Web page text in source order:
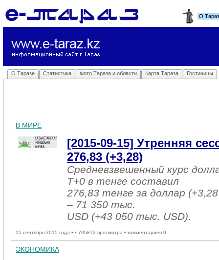
О
О Таразе Статистика Фото Тараза и области Карта Тараза Гостиницы
В МИРЕ
[2015-09-15] Утренняя
276,83 (+3,28)
Средневзвешенный курс
T+0 в тенге составил
276,83 тенге за доллар
– 71 350 тыс.
USD (+43 050 тыс. USD).
15 сентября 2015 года • • 795872 просмотра • комментариев 0
ЭКОНОМИКА